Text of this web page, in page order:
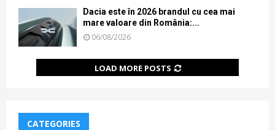
Dacia este în 2026 brandul cu cea mai
mare valoare din România:...
06/08/2026
LOAD MORE POSTS
CATEGORIES